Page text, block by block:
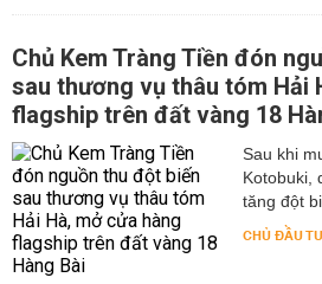
Chủ Kem Tràng Tiền đón
sau thương vụ thâu tóm Hải
flagship trên đất vàng 18
Sau khi
Kotobuki,
tăng đột
CHỦ ĐẦU